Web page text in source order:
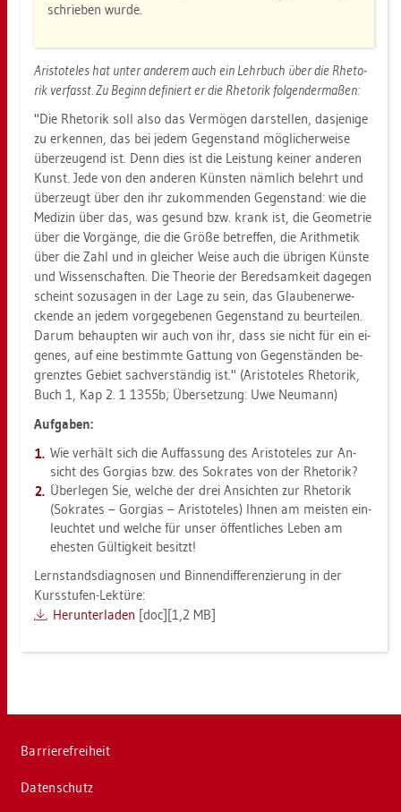
schrie­ben wurde.
Aris­to­te­les hat unter an­de­rem auch ein Lehr­buch über die Rhe­to­
rik ver­fasst. Zu Be­ginn de­fi­niert er die Rhe­to­rik fol­gen­der­ma­ßen:
"Die Rhe­to­rik soll also das Ver­mö­gen dar­stel­len, das­je­ni­ge
zu er­ken­nen, das bei jedem Ge­gen­stand mög­li­cher­wei­se
über­zeu­gend ist. Denn dies ist die Leis­tung kei­ner an­de­ren
Kunst. Jede von den an­de­ren Küns­ten näm­lich be­lehrt und
über­zeugt über den ihr zu­kom­men­den Ge­gen­stand: wie die
Me­di­zin über das, was ge­sund bzw. krank ist, die Geo­me­trie
über die Vor­gän­ge, die die Größe be­tref­fen, die Arith­me­tik
über die Zahl und in glei­cher Weise auch die üb­ri­gen Küns­te
und Wis­sen­schaf­ten. Die Theo­rie der Be­red­sam­keit da­ge­gen
scheint so­zu­sa­gen in der Lage zu sein, das Glau­ben­er­we­
cken­de an jedem vor­ge­ge­be­nen Ge­gen­stand zu be­ur­tei­len.
Darum be­haup­ten wir auch von ihr, dass sie nicht für ein ei­
ge­nes, auf eine be­stimm­te Gat­tung von Ge­gen­stän­den be­
grenz­tes Ge­biet sach­ver­stän­dig ist." (Aris­to­te­les Rhe­to­rik,
Buch 1, Kap 2. 1 1355b; Über­set­zung: Uwe Neu­mann)
Auf­ga­ben:
Wie ver­hält sich die Auf­fas­sung des Aris­to­te­les zur An­
sicht des Gor­gi­as bzw. des So­kra­tes von der Rhe­to­rik?
Über­le­gen Sie, wel­che der drei An­sich­ten zur Rhe­to­rik
(So­kra­tes – Gor­gi­as – Aris­to­te­les) Ihnen am meis­ten ein­
leuch­tet und wel­che für unser öf­fent­li­ches Leben am
ehes­ten Gül­tig­keit be­sitzt!
Lern­stands­dia­gno­sen und Bin­nen­dif­fe­ren­zie­rung in der
Kurs­stu­fen-Lek­tü­re:
Her­un­ter­la­den [doc][1,2 MB]
Bar­rie­re­frei­heit
Da­ten­schutz